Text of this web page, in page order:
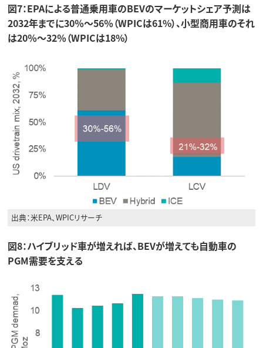
図7：EPAによる普通乗用車のBEVのマーケットシェア予測は
2032年までに30％〜56％（WPICは61%）、小型商用車のそれ
は20％〜32％（WPICは18%）
出典：米EPA、WPICリサーチ
図8：ハイブリッド車が増えれば、BEVが増えても自動車の
PGM需要を支える